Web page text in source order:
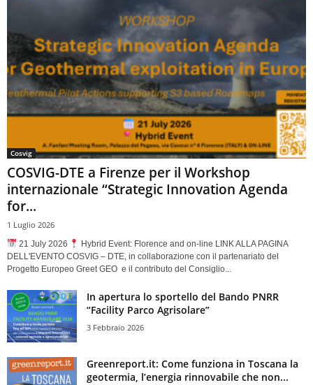
Cosvig
COSVIG-DTE a Firenze per il Workshop
internazionale “Strategic Innovation Agenda
for...
1 Luglio 2026
21 July 2026
Hybrid Event: Florence and on-line LINK ALLA PAGINA
DELL'EVENTO COSVIG – DTE, in collaborazione con il partenariato del
Progetto Europeo Greet GEO e il contributo del Consiglio...
In apertura lo sportello del Bando PNRR
“Facility Parco Agrisolare”
3 Febbraio 2026
Greenreport.it: Come funziona in Toscana la
geotermia, l’energia rinnovabile che non...